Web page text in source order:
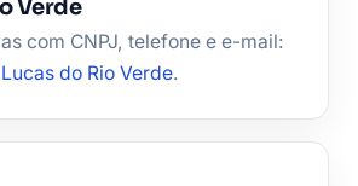
Verde
com CNPJ, telefone e e-mail:
do Rio Verde.